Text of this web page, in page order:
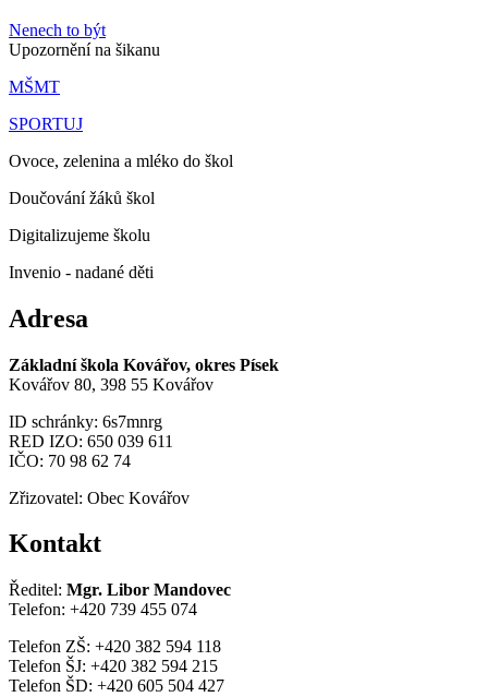
Nenech to být
Upozornění na šikanu
MŠMT
SPORTUJ
Ovoce, zelenina a mléko do škol
Doučování žáků škol
Digitalizujeme školu
Invenio - nadané děti
Adresa
Základní škola Kovářov, okres Písek
Kovářov 80, 398 55 Kovářov
ID schránky: 6s7mnrg
RED IZO: 650 039 611
IČO: 70 98 62 74
Zřizovatel: Obec Kovářov
Kontakt
Ředitel: Mgr. Libor Mandovec
Telefon: +420 739 455 074
Telefon ZŠ: +420 382 594 118
Telefon ŠJ: +420 382 594 215
Telefon ŠD: +420 605 504 427